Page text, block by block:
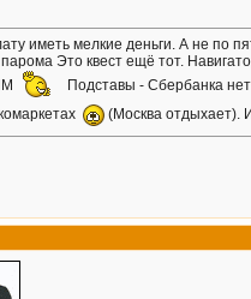
иметь мелкие деньги. А не по
Это квест ещё тот.
Подставы - Сбербанка
(Москва отдыхает).